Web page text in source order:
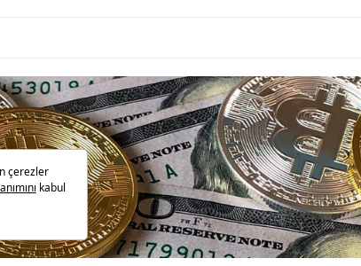
çerezler
kabul